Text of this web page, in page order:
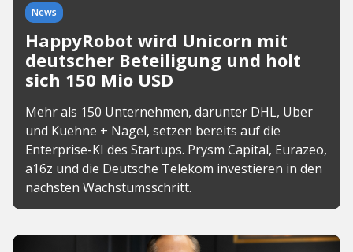
News
HappyRobot wird Unicorn mit
deutscher Beteiligung und holt
sich 150 Mio USD
Mehr als 150 Unternehmen, darunter DHL, Uber
und Kuehne + Nagel, setzen bereits auf die
Enterprise-KI des Startups. Prysm Capital, Eurazeo,
a16z und die Deutsche Telekom investieren in den
nächsten Wachstumsschritt.